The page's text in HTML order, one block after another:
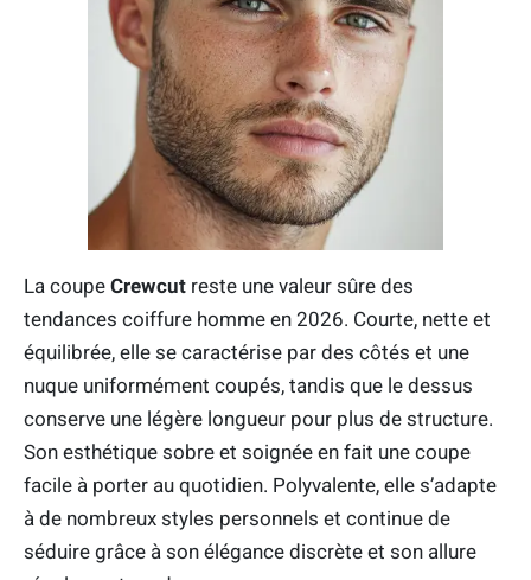
La coupe Crewcut reste une valeur sûre des
tendances coiffure homme en 2026. Courte, nette et
équilibrée, elle se caractérise par des côtés et une
nuque uniformément coupés, tandis que le dessus
conserve une légère longueur pour plus de structure.
Son esthétique sobre et soignée en fait une coupe
facile à porter au quotidien. Polyvalente, elle s’adapte
à de nombreux styles personnels et continue de
séduire grâce à son élégance discrète et son allure